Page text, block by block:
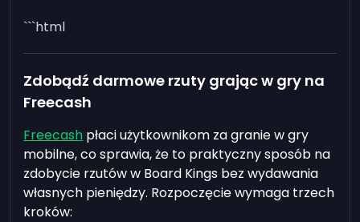
```html
Zdobądź darmowe rzuty grając w gry na
Freecash
Freecash płaci użytkownikom za granie w gry
mobilne, co sprawia, że to praktyczny sposób na
zdobycie rzutów w Board Kings bez wydawania
własnych pieniędzy. Rozpoczęcie wymaga trzech
kroków: